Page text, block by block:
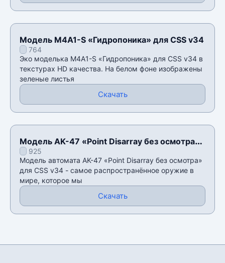
Модель M4A1-S «Гидропоника» для CSS v34
764
Эко моделька M4A1-S «Гидропоника» для CSS v34 в
текстурах HD качества. На белом фоне изображены
зеленые листья
Скачать
Модель AK-47 «Point Disarray без осмотра»
для CSS v34
925
Модель автомата AK-47 «Point Disarray без осмотра»
для CSS v34 - самое распространённое оружие в
мире, которое мы
Скачать